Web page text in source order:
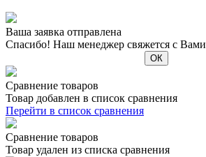
Ваша заявка отправлена
Спасибо! Наш менеджер свяжется с
Сравнение товаров
Товар добавлен в список сравнения
Перейти в список сравнения
Сравнение товаров
Товар удален из списка сравнения